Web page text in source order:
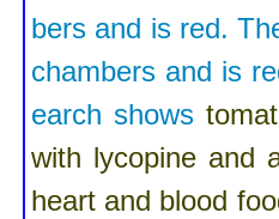
bers and is red.
chambers and is
earch shows
with lycopine and
heart and blood